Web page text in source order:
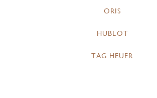
ORIS
HUBLOT
TAG HEUER